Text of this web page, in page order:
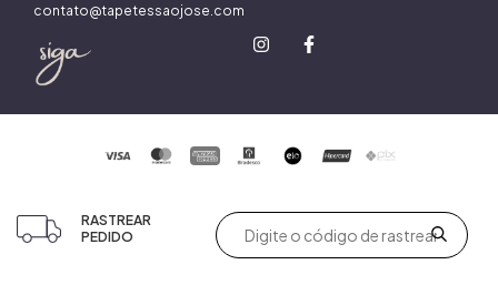
contato@tapetessaojose.com
RASTREAR
PEDIDO